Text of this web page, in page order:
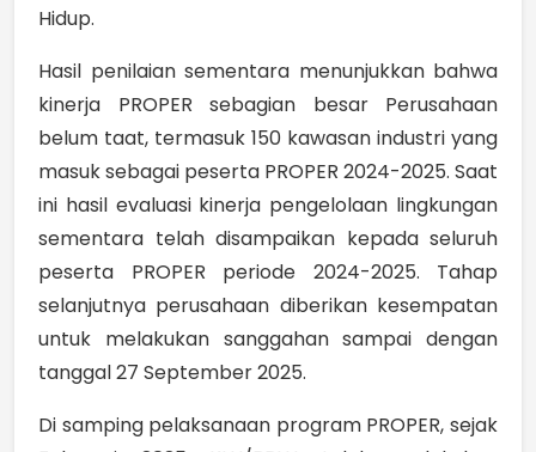
Hidup.
Hasil penilaian sementara menunjukkan bahwa
kinerja PROPER sebagian besar Perusahaan
belum taat, termasuk 150 kawasan industri yang
masuk sebagai peserta PROPER 2024-2025. Saat
ini hasil evaluasi kinerja pengelolaan lingkungan
sementara telah disampaikan kepada seluruh
peserta PROPER periode 2024-2025. Tahap
selanjutnya perusahaan diberikan kesempatan
untuk melakukan sanggahan sampai dengan
tanggal 27 September 2025.
Di samping pelaksanaan program PROPER, sejak